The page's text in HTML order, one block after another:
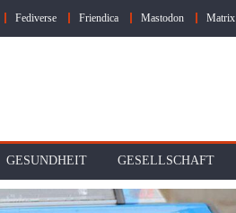
Fediverse Friendica Mastodon Matrix
GESUNDHEIT GESELLSCHAFT